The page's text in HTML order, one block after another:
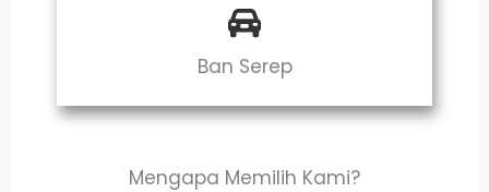
Ban Serep
Mengapa Memilih Kami?